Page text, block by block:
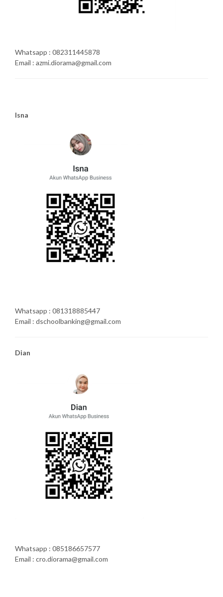
Whatsapp : 082311445878
Email : azmi.diorama@gmail.com
Isna
Whatsapp : 081318885447
Email : dschoolbanking@gmail.com
Dian
Whatsapp : 085186657577
Email : cro.diorama@gmail.com